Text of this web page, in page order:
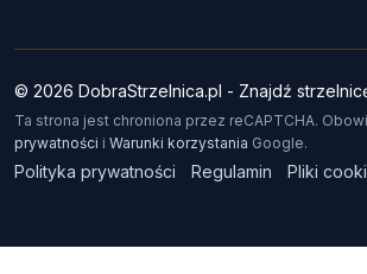
© 2026 DobraStrzelnica.pl - Znajdź
Ta strona jest chroniona przez reCAPTCHA.
prywatności i Warunki korzystania Google.
Polityka prywatności Regulamin Pliki